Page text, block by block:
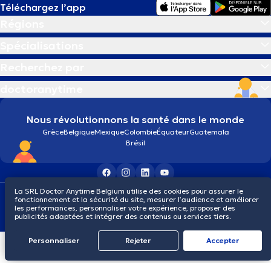
Téléchargez l’app
Nous révolutionnons la santé dans le monde
GrèceBelgiqueMexiqueColombieÉquateurGuatemala
Brésil
Conditions généralesCookiesPolitique de confidentialité
© 2026 doctoranytime
La SRL Doctor Anytime Belgium utilise des cookies pour assurer le
fonctionnement et la sécurité du site, mesurer l’audience et améliorer
les performances, personnaliser votre expérience, proposer des
publicités adaptées et intégrer des contenus ou services tiers.
Personnaliser Rejeter Αccepter